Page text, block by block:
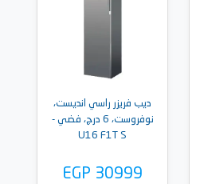
ديب فريزر راسي انديست،
نوفروست، 6 درج، فضي -
U16 F1T S
EGP 30999